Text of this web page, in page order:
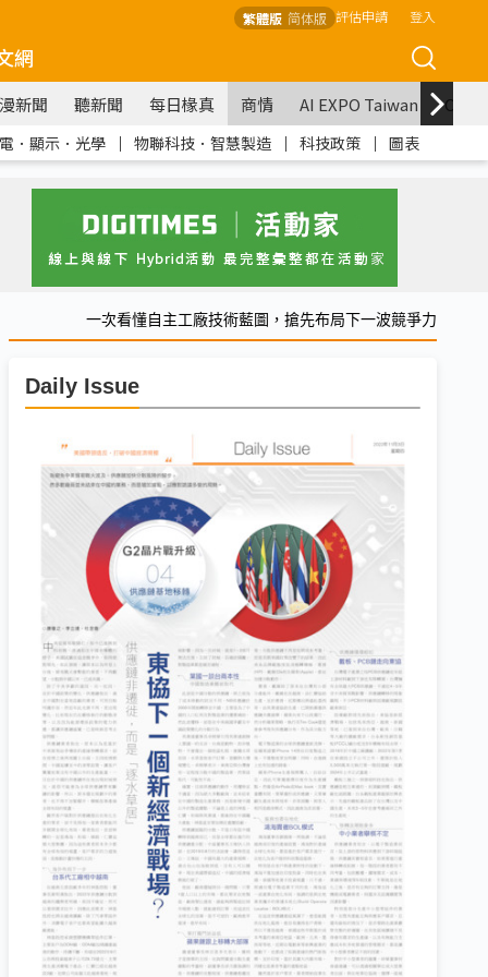
繁體版 简体版 評估申請 登入
網
漫新聞 聽新聞 每日椽真 商情 AI EXPO Taiwan
．顯示．光學 ｜ 物聯科技．智慧製造 ｜ 科技政策 ｜ 圖表
一次看懂自主工廠技術藍圖，搶先布局下一波競爭力
Daily Issue